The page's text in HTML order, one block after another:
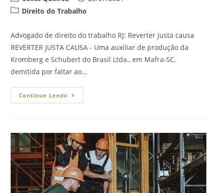
Direito do Trabalho
Advogado de direito do trabalho RJ: Reverter justa causa
REVERTER JUSTA CAUSA - Uma auxiliar de produção da
Kromberg e Schubert do Brasil Ltda., em Mafra-SC,
demitida por faltar ao…
Continue Lendo